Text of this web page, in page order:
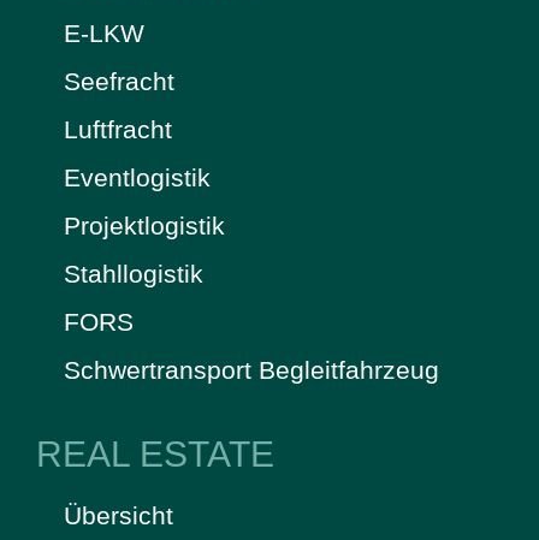
E-LKW
Seefracht
Luftfracht
Eventlogistik
Projektlogistik
Stahllogistik
FORS
Schwertransport Begleitfahrzeug
REAL ESTATE
Übersicht